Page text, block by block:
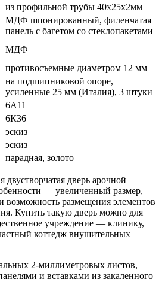
из профильной трубы 40х25х2мм
МДФ шпонированный, филенчатая
панель с багетом со стеклопакетами
МДФ
противосъемные диаметром 12 мм
на подшипниковой опоре,
усиленные 25 мм (Италия), 3 штуки
6А11
6К36
эскиз
эскиз
парадная, золото
дверь арочной
— увеличенный размер,
возможность размещения элементов
Купить такую дверь можно для
учреждение — клинику,
коттедж внушительных
2-миллиметровых листов,
и вставками из закаленного